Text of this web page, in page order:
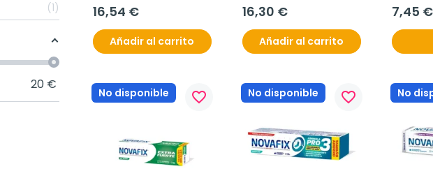
1
20 €
16,54 €
Añadir al carrito
16,30 €
Añadir al carrito
7,45 €
No disponible favorite_border No disponible favorite_border No